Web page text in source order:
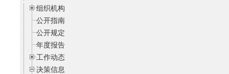
组织机构
公开指南
公开规定
年度报告
工作动态
决策信息